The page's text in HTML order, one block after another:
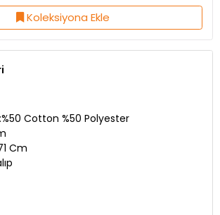
Koleksiyona Ekle
Cotton %50 Polyester
Cm